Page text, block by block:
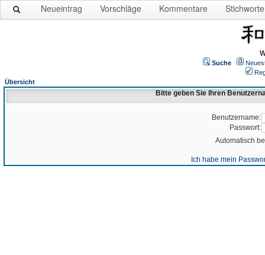
Neueintrag Vorschläge Kommentare Stichworte
Suche
Übersicht
Bitte geben Sie Ihren
Benutzername:
Passwort:
Automatisch
Ich habe mein